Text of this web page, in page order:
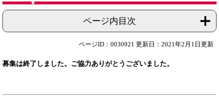
ページ内目次
ページID：0030921 更新日：2021年2月1日更新
募集は終了しました。ご協力ありがとうございました。